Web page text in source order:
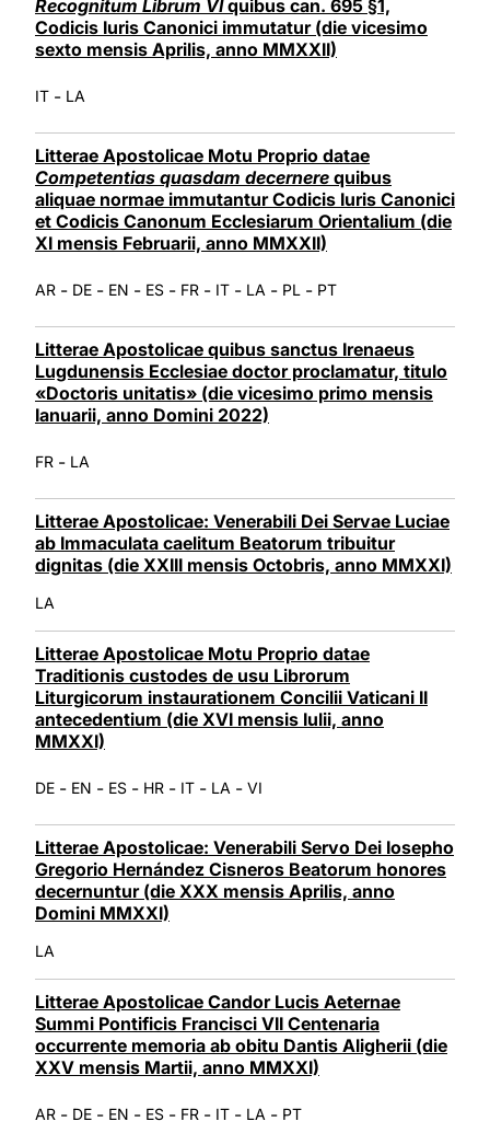
Recognitum Librum VIquibus can. 695 §1,
Codicis Iuris Canonici immutatur (die vicesimo
sexto mensis Aprilis, anno MMXXII)
IT - LA
Litterae Apostolicae Motu Proprio datae
Competentias quasdam decernere quibus
aliquae normae immutantur Codicis Iuris Canonici
et Codicis Canonum Ecclesiarum Orientalium (die
XI mensis Februarii, anno MMXXII)
AR - DE - EN - ES - FR - IT - LA - PL - PT
Litterae Apostolicae quibus sanctus Irenaeus
Lugdunensis Ecclesiae doctor proclamatur, titulo
«Doctoris unitatis» (die vicesimo primo mensis
Ianuarii, anno Domini 2022)
FR - LA
Litterae Apostolicae: Venerabili Dei Servae Luciae
ab Immaculata caelitum Beatorum tribuitur
dignitas (die XXIII mensis Octobris, anno MMXXI)
LA
Litterae Apostolicae Motu Proprio datae
Traditionis custodes de usu Librorum
Liturgicorum instaurationem Concilii Vaticani II
antecedentium (die XVI mensis Iulii, anno
MMXXI)
DE - EN - ES - HR - IT - LA - VI
Litterae Apostolicae: Venerabili Servo Dei Iosepho
Gregorio Hernández Cisneros Beatorum honores
decernuntur (die XXX mensis Aprilis, anno
Domini MMXXI)
LA
Litterae Apostolicae Candor Lucis Aeternae
Summi Pontificis Francisci VII Centenaria
occurrente memoria ab obitu Dantis Aligherii (die
XXV mensis Martii, anno MMXXI)
AR - DE - EN - ES - FR - IT - LA - PT